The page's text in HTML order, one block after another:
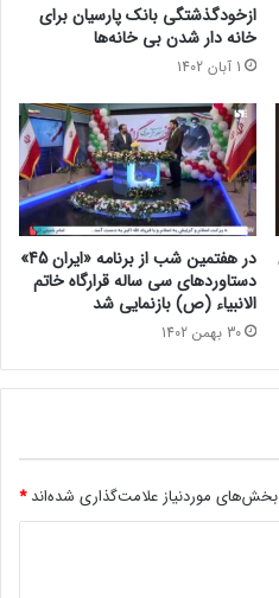
ازخودگذشتگی بانک پارسیان برای
خانه دار شدن بی خانه‌ها
1 آبان 1402
در هفتمین شب از برنامه «ایران 45»
دستاوردهای سی ساله قرارگاه خاتم
الانبیاء (ص) بازنمایی شد
30 بهمن 1402
بخش‌های موردنیاز علامت‌گذاری شده‌اند*